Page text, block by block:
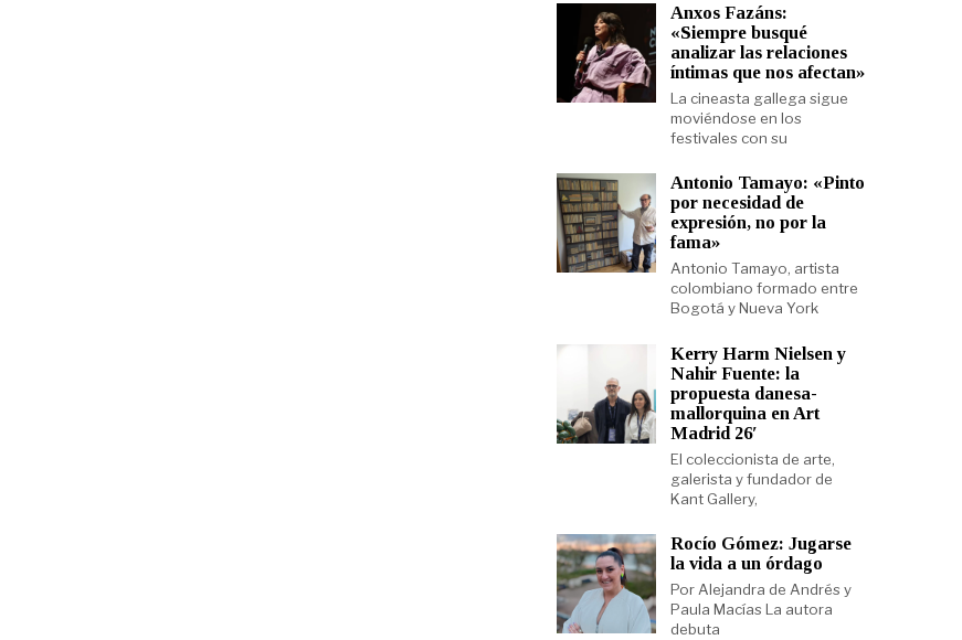
Anxos Fazáns:
«Siempre busqué
analizar las relaciones
íntimas que nos afectan»
La cineasta gallega sigue
moviéndose en los
festivales con su
Antonio Tamayo: «Pinto
por necesidad de
expresión, no por la
fama»
Antonio Tamayo, artista
colombiano formado entre
Bogotá y Nueva York
Kerry Harm Nielsen y
Nahir Fuente: la
propuesta danesa-
mallorquina en Art
Madrid 26′
El coleccionista de arte,
galerista y fundador de
Kant Gallery,
Rocío Gómez: Jugarse
la vida a un órdago
Por Alejandra de Andrés y
Paula Macías La autora
debuta